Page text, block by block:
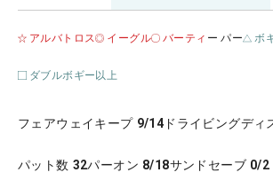
アルバトロス イーグル バーティ ー パー ボ
ダブルボギー以上
フェアウェイキープ 9/14 ドライビングディ
パット数 32パーオン 8/18サンドセーブ 0/2